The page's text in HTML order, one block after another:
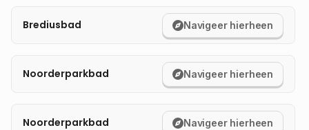
Brediusbad Navigeer hierheen
Noorderparkbad Navigeer hierheen
Noorderparkbad Navigeer hierheen